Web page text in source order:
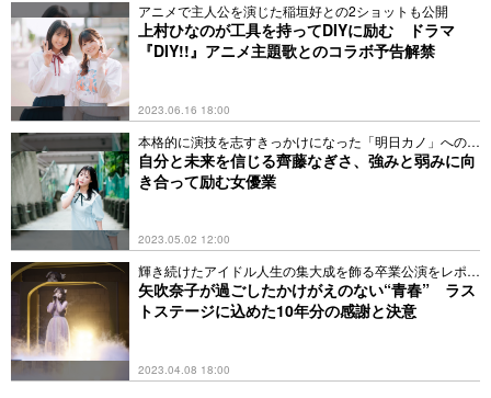
アニメで主人公を演じた稲垣好との2ショットも公開
上村ひなのが工具を持ってDIYに励む ドラマ
『DIY!!』アニメ主題歌とのコラボ予告解禁
2023.06.16 18:00
本格的に演技を志すきっかけになった「明日カノ」への想
い
自分と未来を信じる齊藤なぎさ、強みと弱みに向
き合って励む女優業
2023.05.02 12:00
輝き続けたアイドル人生の集大成を飾る卒業公演をレポー
ト
矢吹奈子が過ごしたかけがえのない“青春” ラス
トステージに込めた10年分の感謝と決意
2023.04.08 18:00